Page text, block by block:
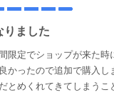
りました
限定でショップが来た時
かったので追加で購入し
とめくれてきてしまうこ